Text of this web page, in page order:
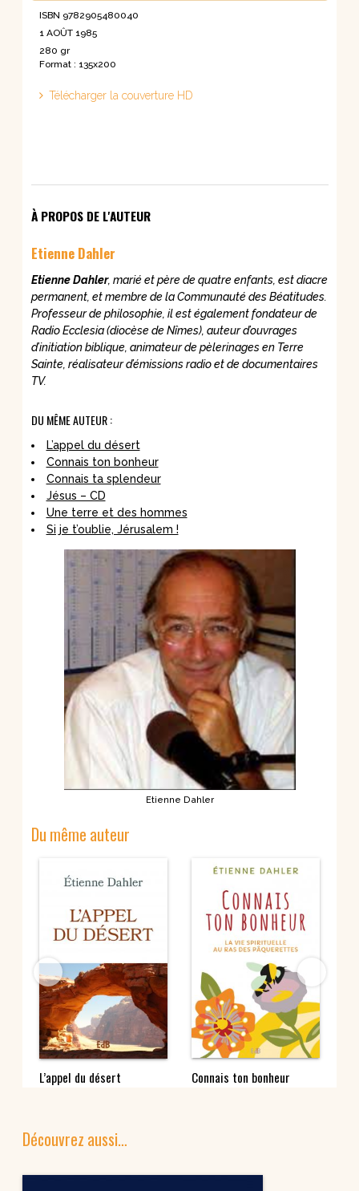
ISBN 9782905480040
1 AOÛT 1985
280 gr
Format : 135x200
Télécharger la couverture HD
À PROPOS DE L'AUTEUR
Etienne Dahler
Etienne Dahler, marié et père de quatre enfants, est diacre
permanent, et membre de la Communauté des Béatitudes.
Professeur de philosophie, il est également fondateur de
Radio Ecclesia (diocèse de Nîmes), auteur d’ouvrages
d’initiation biblique, animateur de pèlerinages en Terre
Sainte, réalisateur d’émissions radio et de documentaires
TV.
DU MÊME AUTEUR :
L’appel du désert
Connais ton bonheur
Connais ta splendeur
Jésus – CD
Une terre et des hommes
Si je t’oublie, Jérusalem !
Etienne Dahler
Du même auteur
L’appel du désert Connais ton bonheur
Découvrez aussi…